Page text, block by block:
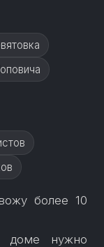
более 10
доме нужно